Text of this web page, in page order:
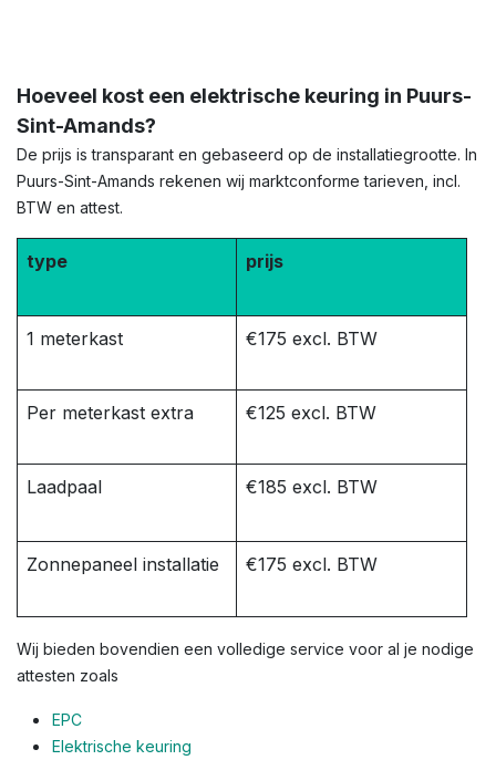
Hoeveel kost een elektrische keuring in Puurs-
Sint-Amands?
De prijs is transparant en gebaseerd op de installatiegrootte. In
Puurs-Sint-Amands rekenen wij marktconforme tarieven, incl.
BTW en attest.
type prijs
1 meterkast €175 excl. BTW
Per meterkast extra €125 excl. BTW
Laadpaal €185 excl. BTW
Zonnepaneel installatie €175 excl. BTW
Wij bieden bovendien een volledige service voor al je nodige
attesten zoals
EPC
Elektrische keuring